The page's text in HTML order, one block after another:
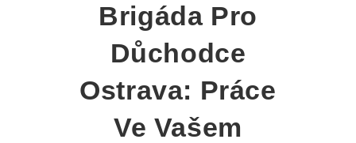
Brigáda Pro
Důchodce
Ostrava: Práce
Ve Vašem